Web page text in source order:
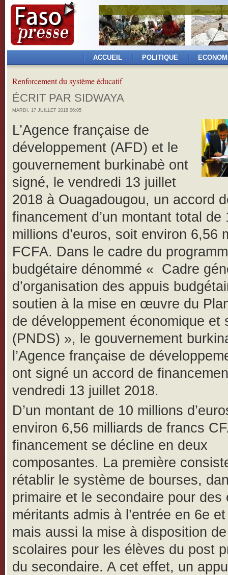
ACCUEIL POLITIQUE
Renforcement du système éducatif
ÉCRIT PAR SIDWAYA
MARDI, 17 JUILLET 2018 06:05
L’Agence française de
développement (AFD) et le
gouvernement burkinabè ont
signé, le vendredi 13 juillet
2018 à Ouagadougou, un accord
financement d’un montant total de
millions d’euros, soit environ 6,56
FCFA. Dans le cadre du
budgétaire dénommé « Cadre
d’organisation des appuis
soutien à la mise en œuvre du
de développement économique et
(PNDS) », le gouvernement
l’Agence française de
ont signé un accord de
vendredi 13 juillet 2018.
D’un montant de 10 millions
environ 6,56 milliards de francs
financement se décline en deux
composantes. La première
rétablir le système de bourses,
primaire et le secondaire pour des
méritants admis à l’entrée en 6e
mais aussi la mise à disposition
scolaires pour les élèves du post
du secondaire. A cet effet, un